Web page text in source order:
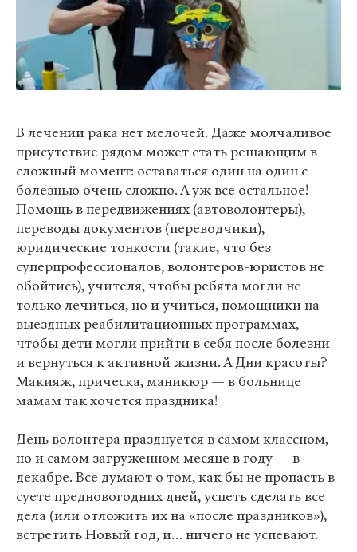
В лечении рака нет мелочей. Даже молчаливое
присутствие рядом может стать решающим в
сложный момент: оставаться один на один с
болезнью очень сложно. А уж все остальное!
Помощь в передвижениях (автоволонтеры),
переводы документов (переводчики),
юридические тонкости (такие, что без
суперпрофессионалов, волонтеров-юристов не
обойтись), учителя, чтобы ребята могли не
только лечиться, но и учиться, помощники на
выездных реабилитационных программах,
чтобы дети могли прийти в себя после болезни
и вернуться к активной жизни. А Дни красоты?
Макияж, прическа, маникюр — в больнице
мамам так хочется праздника!
День волонтера празднуется в самом классном,
но и самом загруженном месяце в году — в
декабре. Все думают о том, как бы не пропасть в
суете предновогодних дней, успеть сделать все
дела (или отложить их на «после праздников»),
встретить Новый год, и… ничего не успевают.